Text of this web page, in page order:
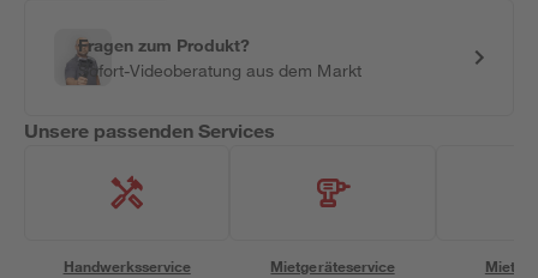
Fragen zum Produkt?
Sofort-Videoberatung aus dem Markt
Unsere passenden Services
Handwerksservice Mietgeräteservice